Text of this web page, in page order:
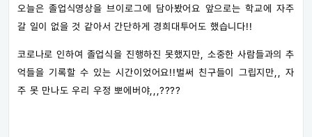
오늘은 졸업식영상을 브이로그에 담아봤어요 앞으로는 학교에 자주
갈 일이 없을 것 같아서 간단하게 경희대투어도 했습니다!!
코로나로 인하여 졸업식을 진행하진 못했지만, 소중한 사람들과의 추
억들을 기록할 수 있는 시간이었어요!!벌써 친구들이 그립지만,, 자
주 못 만나도 우리 우정 뽀에버야,,,????